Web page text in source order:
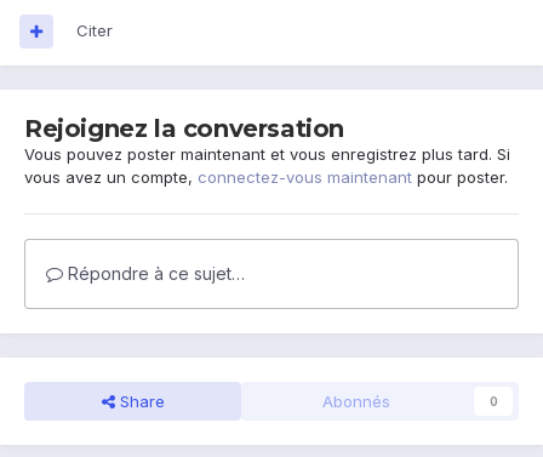
Citer
Rejoignez la conversation
Vous pouvez poster maintenant et vous enregistrez plus tard. Si
vous avez un compte, connectez-vous maintenant pour poster.
Répondre à ce sujet…
Share Abonnés 0